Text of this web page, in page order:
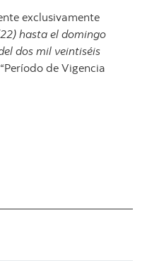
exclusivamente
hasta el domingo
dos mil veintiséis
de Vigencia